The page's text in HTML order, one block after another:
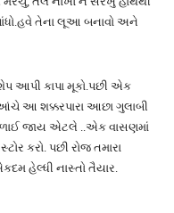
તેના લૂઆ બનાવો અને
આપી કાપા મૂકો.પછી એક
આ શક્કરપારા આછા ગુલાબી
જાય એટલે ..એક વાસણમાં
કરો. પછી રોજ તમારા
હેલ્ધી નાસ્તો તૈયાર.